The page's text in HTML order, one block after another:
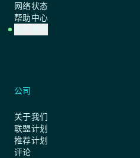
网络状态
帮助中心
公司
关于我们
联盟计划
推荐计划
评论